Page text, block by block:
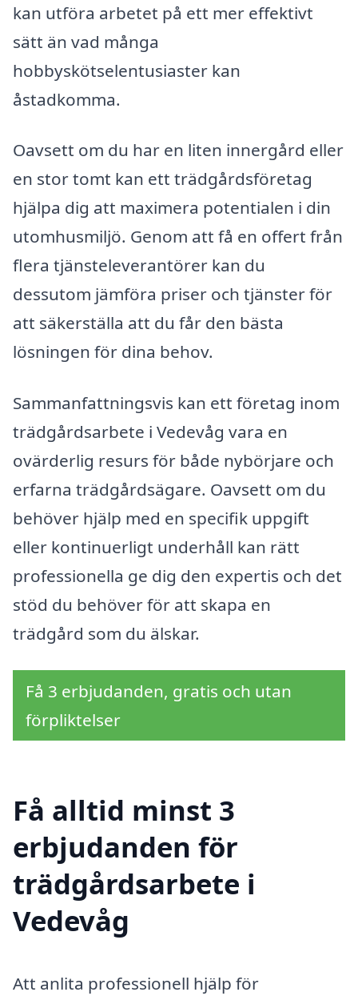
kan utföra arbetet på ett mer effektivt
sätt än vad många
hobbyskötselentusiaster kan
åstadkomma.
Oavsett om du har en liten innergård eller
en stor tomt kan ett trädgårdsföretag
hjälpa dig att maximera potentialen i din
utomhusmiljö. Genom att få en offert från
flera tjänsteleverantörer kan du
dessutom jämföra priser och tjänster för
att säkerställa att du får den bästa
lösningen för dina behov.
Sammanfattningsvis kan ett företag inom
trädgårdsarbete i Vedevåg vara en
ovärderlig resurs för både nybörjare och
erfarna trädgårdsägare. Oavsett om du
behöver hjälp med en specifik uppgift
eller kontinuerligt underhåll kan rätt
professionella ge dig den expertis och det
stöd du behöver för att skapa en
trädgård som du älskar.
Få 3 erbjudanden, gratis och utan
förpliktelser
Få alltid minst 3
erbjudanden för
trädgårdsarbete i
Vedevåg
Att anlita professionell hjälp för